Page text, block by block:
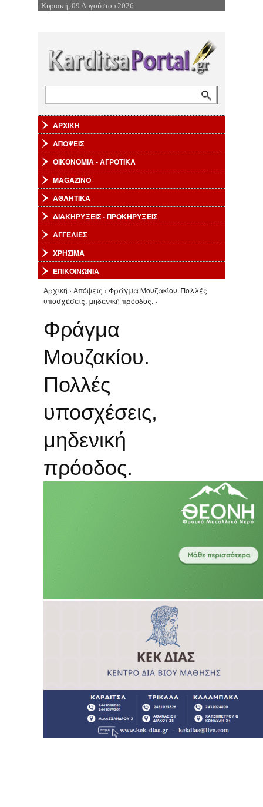
Επιστροφή στην Πλοήγηση
Κυριακή, 09 Αυγούστου 2026
ΑΡΧΙΚΗ
ΑΠΟΨΕΙΣ
ΟΙΚΟΝΟΜΙΑ - ΑΓΡΟΤΙΚΑ
MAGAZINO
ΑΘΛΗΤΙΚΑ
ΔΙΑΚΗΡΥΞΕΙΣ - ΠΡΟΚΗΡΥΞΕΙΣ
ΑΓΓΕΛΙΕΣ
ΧΡΗΣΙΜΑ
ΕΠΙΚΟΙΝΩΝΙΑ
Είστε εδώ
Αρχική › Απόψεις › Φράγμα Μουζακίου. Πολλές
υποσχέσεις, μηδενική πρόοδος. ›
Φράγμα
Μουζακίου.
Πολλές
υποσχέσεις,
μηδενική
πρόοδος.